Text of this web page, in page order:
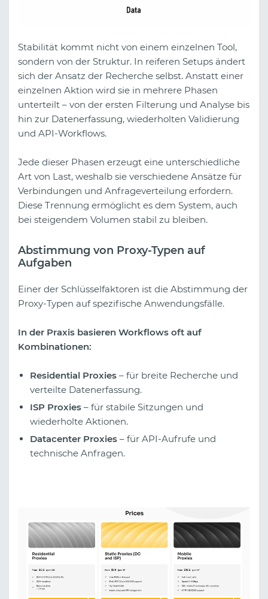
Stabilität kommt nicht von einem einzelnen Tool,
sondern von der Struktur. In reiferen Setups ändert
sich der Ansatz der Recherche selbst. Anstatt einer
einzelnen Aktion wird sie in mehrere Phasen
unterteilt – von der ersten Filterung und Analyse bis
hin zur Datenerfassung, wiederholten Validierung
und API-Workflows.
Jede dieser Phasen erzeugt eine unterschiedliche
Art von Last, weshalb sie verschiedene Ansätze für
Verbindungen und Anfrageverteilung erfordern.
Diese Trennung ermöglicht es dem System, auch
bei steigendem Volumen stabil zu bleiben.
Abstimmung von Proxy-Typen auf
Aufgaben
Einer der Schlüsselfaktoren ist die Abstimmung der
Proxy-Typen auf spezifische Anwendungsfälle.
In der Praxis basieren Workflows oft auf
Kombinationen:
Residential Proxies – für breite Recherche und
verteilte Datenerfassung.
ISP Proxies – für stabile Sitzungen und
wiederholte Aktionen.
Datacenter Proxies – für API-Aufrufe und
technische Anfragen.